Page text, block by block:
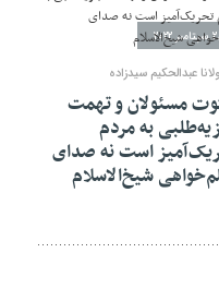
2022
عبدالحکیم سیدزاده
مسئولان و تهمت
به مردم
است نه صدای
شیخ‌الاسلام